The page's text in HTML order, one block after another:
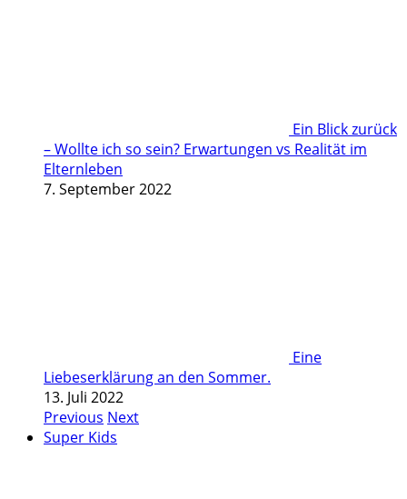
Ein Blick zurück
– Wollte ich so sein? Erwartungen vs Realität im
Elternleben
7. September 2022
Eine
Liebeserklärung an den Sommer.
13. Juli 2022
Previous Next
Super Kids